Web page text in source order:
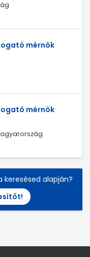
mérnök
mérnök
keresésed alapján?